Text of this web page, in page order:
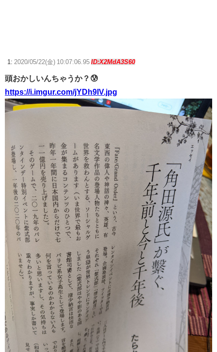
【競馬】G1・2勝 アスコリピチェーノが引退 繁殖入りへ
Powered by livedoor 相互RSS
1: 2020/05/22(金) 10:07:06.95 ID:X2MdA3S60
頭おかしいんちゃうか？😰
https://i.imgur.com/jYDh9IV.jpg